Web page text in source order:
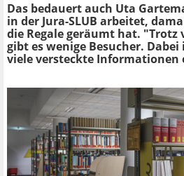
Das bedauert auch Uta
in der Jura-SLUB arbeitet,
die Regale geräumt hat. "Trotz
gibt es wenige Besucher.
viele versteckte